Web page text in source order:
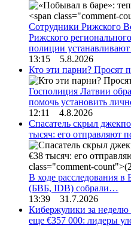
Сотрудники Рижского
Рижского
полиции
13:15 5.8.2026
Кто эти парни? Просят
Госполиция Латвии
помочь установить
12:11 4.8.2026
Спасатель скрыл
тысяч: его отправляют
В ходе расследования в
(БВБ, IDB) собрали…
13:39 31.7.2026
Кибержулики за
еще €357 000: лидеры